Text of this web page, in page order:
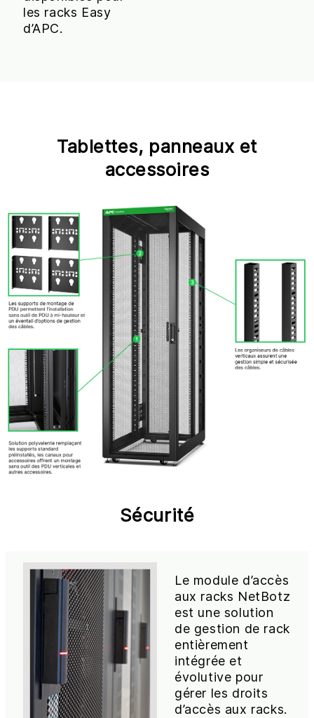
les racks Easy
d’APC.
Tablettes, panneaux et
accessoires
Sécurité
Le module d’accès
aux racks NetBotz
est une solution
de gestion de rack
entièrement
intégrée et
évolutive pour
gérer les droits
d’accès aux racks.